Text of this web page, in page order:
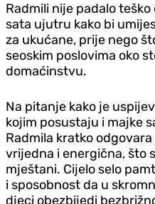
Radmili nije padalo
sata ujutru kako bi
za ukućane, prije nego
seoskim poslovima oko
domaćinstvu.
Na pitanje kako je
kojim posustaju i majke
Radmila kratko
vrijedna i energična, što
mještani. Cijelo selo
i sposobnost da u
djeci obezbijedi